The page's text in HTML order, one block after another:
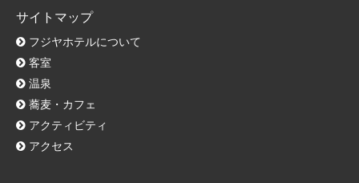
サイトマップ
フジヤホテルについて
客室
温泉
蕎麦・カフェ
アクティビティ
アクセス